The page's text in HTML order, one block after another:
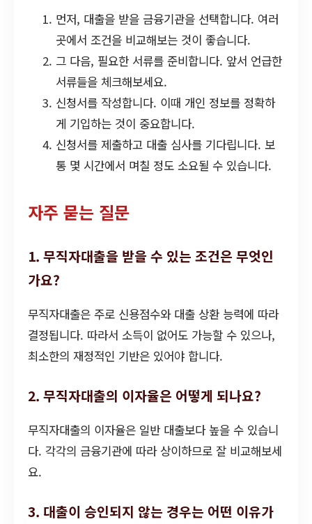
먼저, 대출을 받을 금융기관을 선택합니다. 여러
곳에서 조건을 비교해보는 것이 좋습니다.
그 다음, 필요한 서류를 준비합니다. 앞서 언급한
서류들을 체크해보세요.
신청서를 작성합니다. 이때 개인 정보를 정확하
게 기입하는 것이 중요합니다.
신청서를 제출하고 대출 심사를 기다립니다. 보
통 몇 시간에서 며칠 정도 소요될 수 있습니다.
자주 묻는 질문
1. 무직자대출을 받을 수 있는 조건은 무엇인
가요?
무직자대출은 주로 신용점수와 대출 상환 능력에 따라
결정됩니다. 따라서 소득이 없어도 가능할 수 있으나,
최소한의 재정적인 기반은 있어야 합니다.
2. 무직자대출의 이자율은 어떻게 되나요?
무직자대출의 이자율은 일반 대출보다 높을 수 있습니
다. 각각의 금융기관에 따라 상이하므로 잘 비교해보세
요.
3. 대출이 승인되지 않는 경우는 어떤 이유가